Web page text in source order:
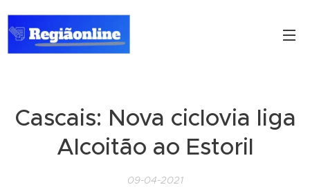
Cascais: Nova ciclovia liga
Alcoitão ao Estoril
09-04-2021